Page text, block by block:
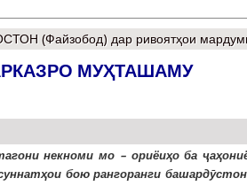
(Файзобод) дар ривоятҳои
МУҲТАШАМУ
некноми мо – ориёиҳо ба
бою рангоранги